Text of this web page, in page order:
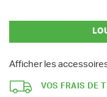
Afficher les
VOS FRAIS DE